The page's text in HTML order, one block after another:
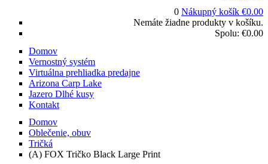
0 Nákupný košík €0.00
Nemáte žiadne produkty v košíku.
Spolu: €0.00
Domov
Vernostný systém
Virtuálna prehliadka predajne
Arizona Carp Lake
Jazero Dlhé kusy
Kontakt
Domov
Oblečenie, obuv
Tričká
(A) FOX Tričko Black Large Print